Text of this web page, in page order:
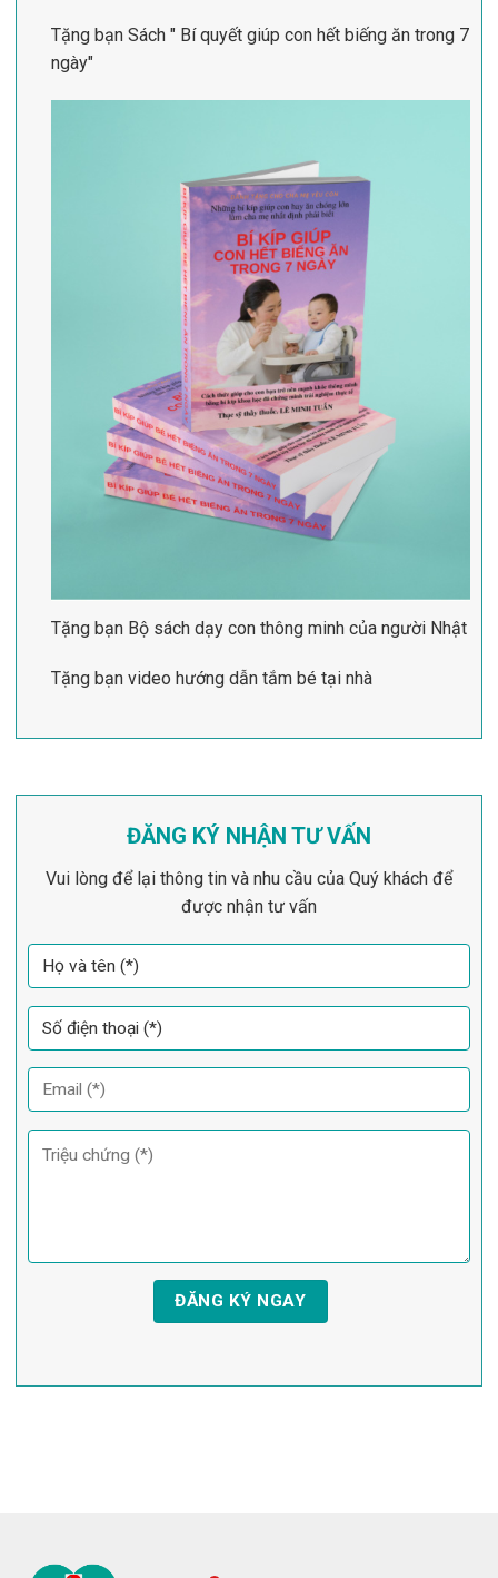
Tặng bạn Sách " Bí quyết giúp con hết biếng ăn trong 7
ngày"
Tặng bạn Bộ sách dạy con thông minh của người Nhật
Tặng bạn video hướng dẫn tắm bé tại nhà
ĐĂNG KÝ NHẬN TƯ VẤN
Vui lòng để lại thông tin và nhu cầu của Quý khách để
được nhận tư vấn